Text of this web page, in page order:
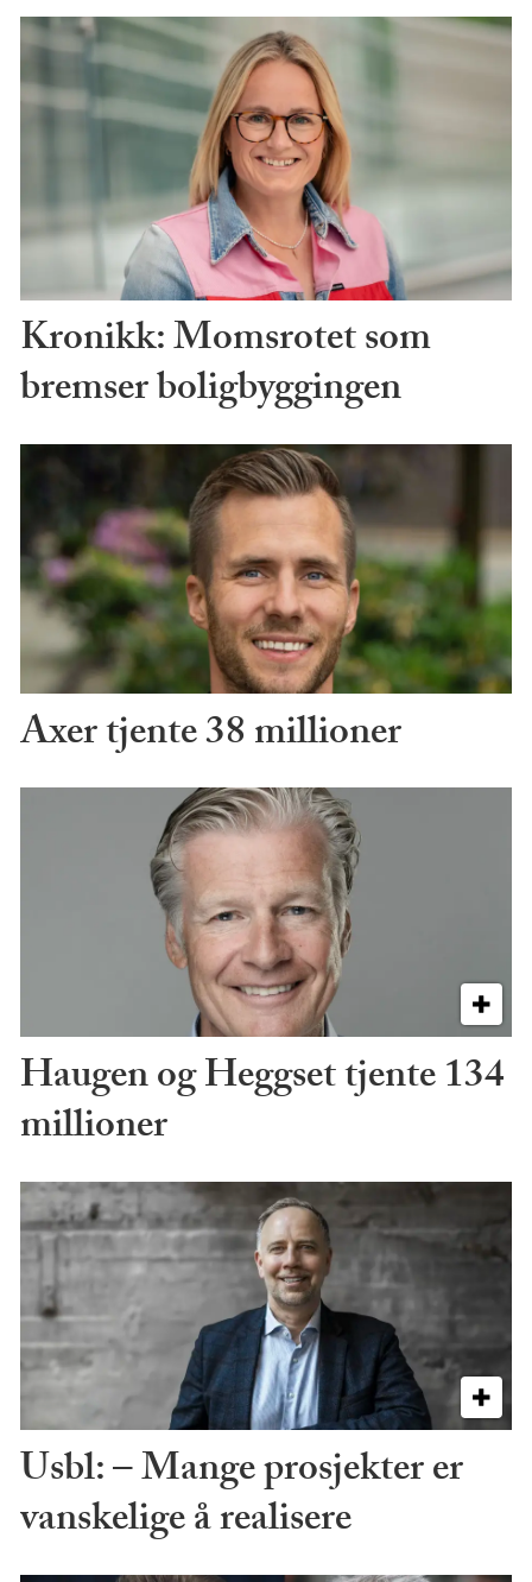
Kronikk: Momsrotet som
bremser boligbyggingen
Axer tjente 38 millioner
Haugen og Heggset tjente 134
millioner
Usbl: – Mange prosjekter er
vanskelige å realisere